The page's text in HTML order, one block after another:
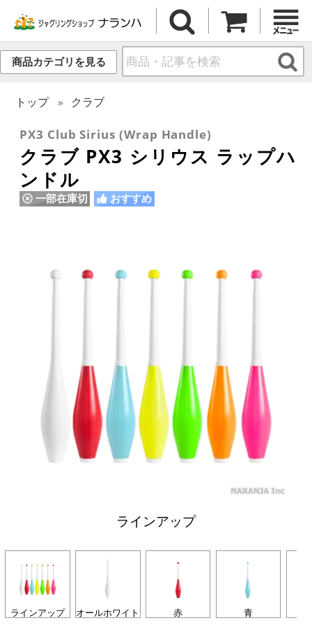
商品カテゴリを見る
トップ クラブ
PX3 Club Sirius (Wrap Handle)
クラブ PX3 シリウス ラップハ
ンドル
一部在庫切 おすすめ
ラインアップ
ラインアップ オールホワイト 赤 青